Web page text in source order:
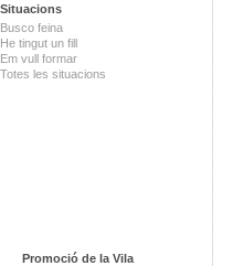
Situacions
Busco feina
He tingut un fill
Em vull formar
Totes les situacions
Promoció de la Vila